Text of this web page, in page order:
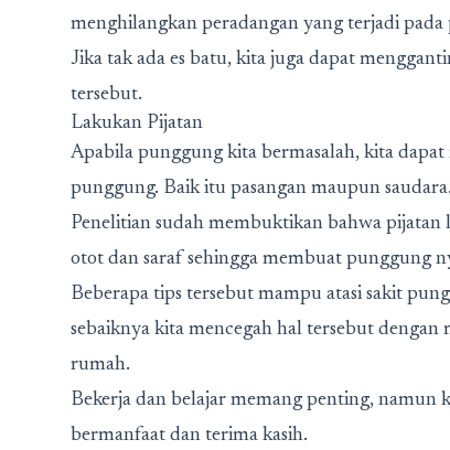
menghilangkan peradangan yang terjadi
Jika tak ada es batu, kita juga dapat
tersebut.
Lakukan Pijatan
Apabila punggung kita bermasalah, kita
punggung. Baik itu pasangan maupun
Penelitian sudah membuktikan bahwa
otot dan saraf sehingga membuat punggung
Beberapa tips tersebut mampu atasi sakit
sebaiknya kita mencegah hal tersebut
rumah.
Bekerja dan belajar memang penting, namun
bermanfaat dan terima kasih.